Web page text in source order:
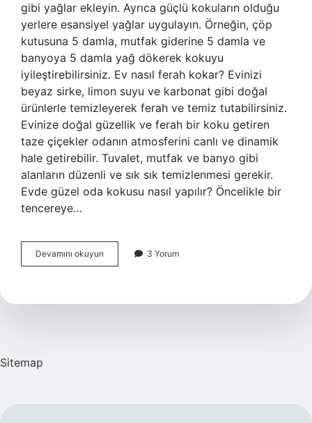
gibi yağlar ekleyin. Ayrıca güçlü kokuların olduğu
yerlere esansiyel yağlar uygulayın. Örneğin, çöp
kutusuna 5 damla, mutfak giderine 5 damla ve
banyoya 5 damla yağ dökerek kokuyu
iyileştirebilirsiniz. Ev nasıl ferah kokar? Evinizi
beyaz sirke, limon suyu ve karbonat gibi doğal
ürünlerle temizleyerek ferah ve temiz tutabilirsiniz.
Evinize doğal güzellik ve ferah bir koku getiren
taze çiçekler odanın atmosferini canlı ve dinamik
hale getirebilir. Tuvalet, mutfak ve banyo gibi
alanların düzenli ve sık sık temizlenmesi gerekir.
Evde güzel oda kokusu nasıl yapılır? Öncelikle bir
tencereye…
Devamını okuyun
Güzel
Ne
3 Yorum
Sitemap